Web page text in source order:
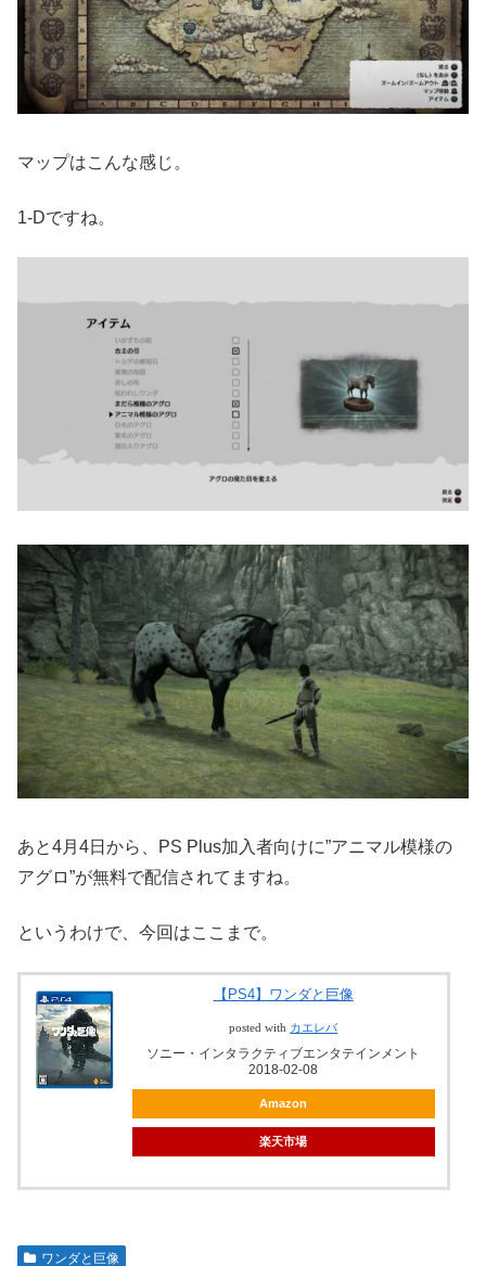
マップはこんな感じ。
1-Dですね。
あと4月4日から、PS Plus加入者向けに”アニマル模様の
アグロ”が無料で配信されてますね。
というわけで、今回はここまで。
【PS4】ワンダと巨像
posted with カエレバ
ソニー・インタラクティブエンタテインメント
2018-02-08
Amazon
楽天市場
ワンダと巨像